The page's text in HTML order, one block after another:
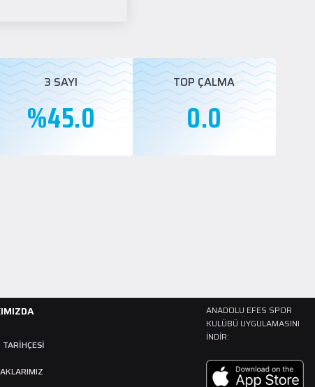
3 SAYI
%45.0
TOP ÇALMA
0.0
ANADOLU EFES SPOR
KULÜBÜ UYGULAMASINI
İNDIR: